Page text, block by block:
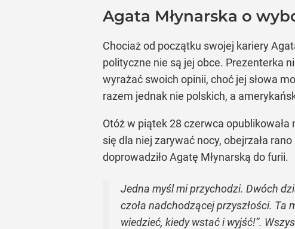
Agata Młynarska o
Chociaż od początku swojej kariery
polityczne nie są jej obce. Prezenterka
wyrażać swoich opinii, choć jej słowa
razem jednak nie polskich, a
Otóż w piątek 28 czerwca
się dla niej zarywać nocy, obejrzała
doprowadziło Agatę Młynarską do furii.
Jedna myśl mi przychodzi. Dwóch
czoła nadchodzącej przyszłości. Ta
wiedzieć, kiedy wstać i wyjść!”.